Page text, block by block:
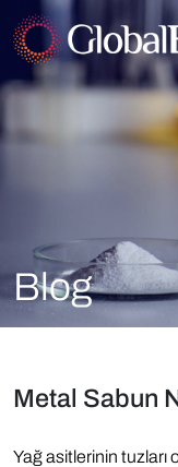
Blog
Metal Sabun
Yağ asitlerinin tuzları